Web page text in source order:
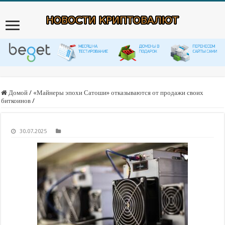
Домой / «Майнеры эпохи Сатоши» отказываются от продажи своих
биткоинов /
30.07.2025